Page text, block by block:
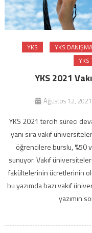
YKS YKS
YKS
YKS 2021
Ağustos 12, 2021
YKS 2021 tercih süreci
yanı sıra vakıf
öğrencilere burslu, %50
sunuyor. Vakıf
fakültelerinin ücretlerinin
bu yazımda bazı vakıf
yazımın